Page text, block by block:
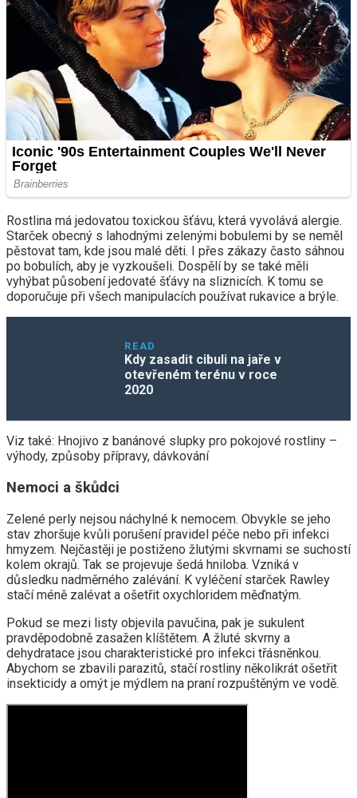
Rostlina má jedovatou toxickou šťávu, která vyvolává alergie.
Starček obecný s lahodnými zelenými bobulemi by se neměl
pěstovat tam, kde jsou malé děti. I přes zákazy často sáhnou
po bobulích, aby je vyzkoušeli. Dospělí by se také měli
vyhýbat působení jedovaté šťávy na sliznicích. K tomu se
doporučuje při všech manipulacích používat rukavice a brýle.
READ
Kdy zasadit cibuli na jaře v
otevřeném terénu v roce
2020
Viz také: Hnojivo z banánové slupky pro pokojové rostliny –
výhody, způsoby přípravy, dávkování
Nemoci a škůdci
Zelené perly nejsou náchylné k nemocem. Obvykle se jeho
stav zhoršuje kvůli porušení pravidel péče nebo při infekci
hmyzem. Nejčastěji je postiženo žlutými skvrnami se suchostí
kolem okrajů. Tak se projevuje šedá hniloba. Vzniká v
důsledku nadměrného zalévání. K vyléčení starček Rawley
stačí méně zalévat a ošetřit oxychloridem měďnatým.
Pokud se mezi listy objevila pavučina, pak je sukulent
pravděpodobně zasažen klíštětem. A žluté skvrny a
dehydratace jsou charakteristické pro infekci třásněnkou.
Abychom se zbavili parazitů, stačí rostliny několikrát ošetřit
insekticidy a omýt je mýdlem na praní rozpuštěným ve vodě.